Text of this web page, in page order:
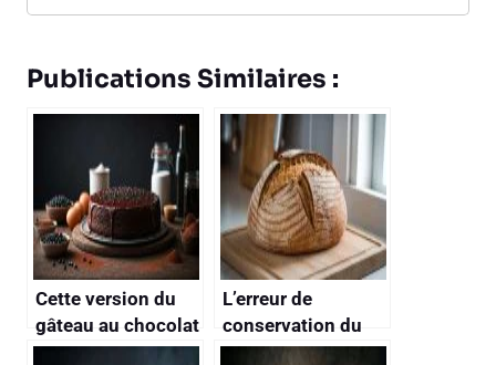
Publications Similaires :
Cette version du
gâteau au chocolat
sans farine, avec
L’erreur de
conservation du
pain qui le fait